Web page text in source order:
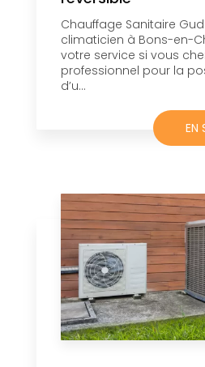
Chauffage Sanitaire
climaticien à Bons-en-
votre service si vous
professionnel pour la
d’u...
EN